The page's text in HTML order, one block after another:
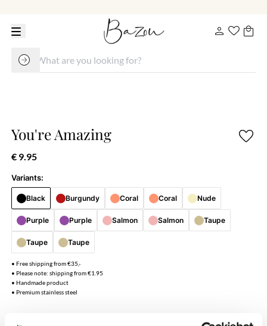
You're Amazing
€ 9.95
Variants:
Black Burgundy Coral Coral Nude
Purple Purple Salmon Salmon Taupe
Taupe Taupe
•⁠ ⁠Free shipping from €35,-
•⁠ Please note: shipping from €1.95
•⁠ ⁠Handmade product
•⁠ ⁠Premium stainless steel
SKU